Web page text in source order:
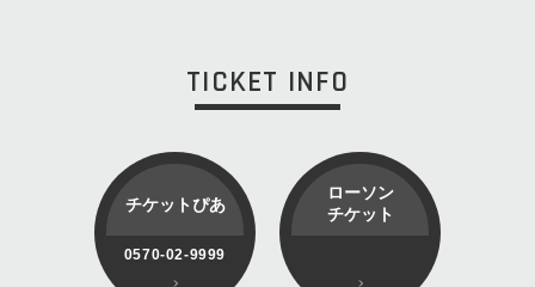
TICKET INFO
チケットぴあ
0570-02-9999
ローソン
チケット